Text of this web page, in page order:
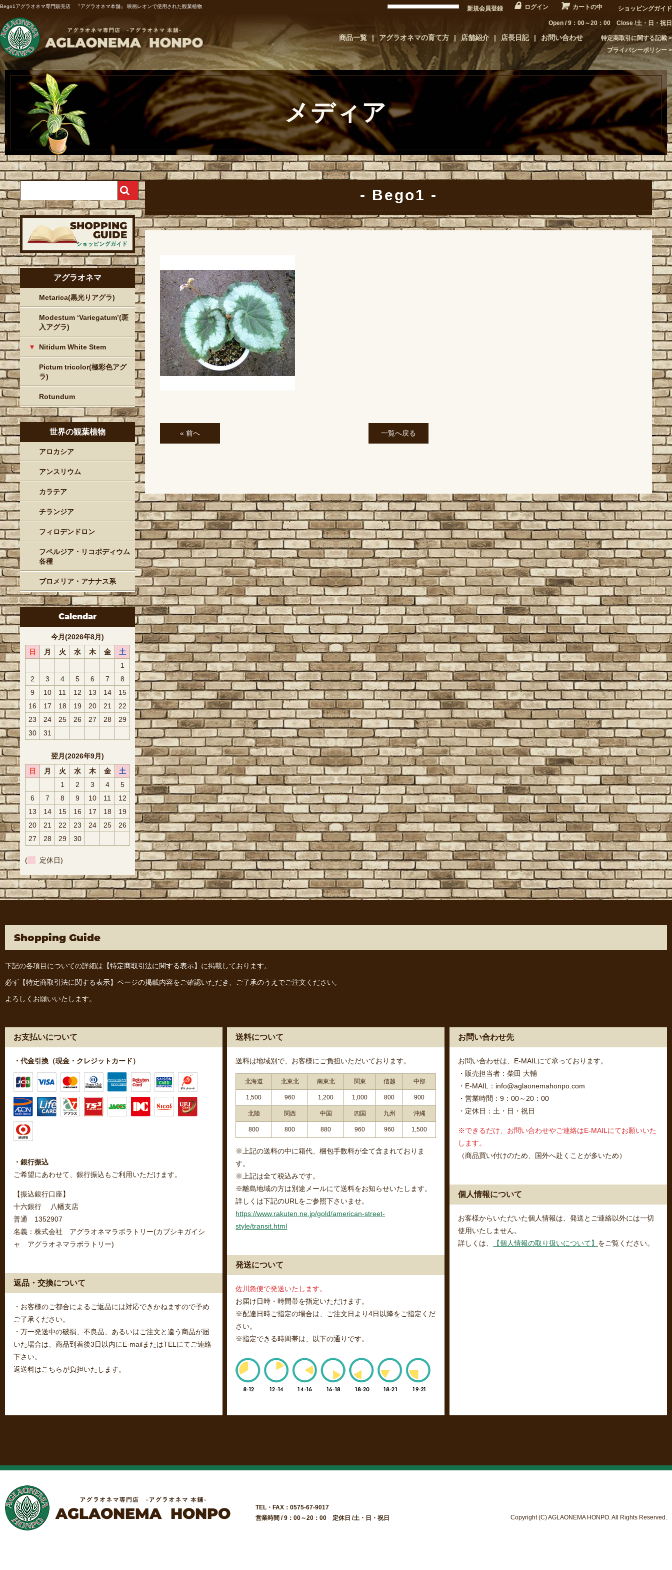
Bego1アグラオネマ専門販売店 『アグラオネマ本舗』 映画レオンで使用された観葉植物 新規会員登録 ログイン カートの中 ショッピングガイド
Open / 9：00～20：00 Close /土・日・祝日
商品一覧 アグラオネマの育て方 店舗紹介 店長日記 お問い合わせ
特定商取引に関する記載
プライバシーポリシー
メディア
Bego1
« 前へ 一覧へ戻る
アグラオネマ
Metarica(黒光りアグラ)
Modestum ‘Variegatum’(斑
入アグラ)
Nitidum White Stem
Pictum tricolor(極彩色アグ
ラ)
Rotundum
世界の観葉植物
アロカシア
アンスリウム
カラテア
チランジア
フィロデンドロン
フペルジア・リコポディウム
各種
ブロメリア・アナナス系
Calendar
今月(2026年8月)
日
月 火 水 木 金
土
1
2
3 4 5 6 7
8
9
10 11 12 13 14
15
16
17 18 19 20 21
22
23
24 25 26 27 28
29
30
31
翌月(2026年9月)
日
月 火 水 木 金
土
1
2 3 4
5
6
7 8 9 10 11
12
13
14 15 16 17 18
19
20
21 22 23 24 25
26
27
28 29 30
( 定休日)
Shopping Guide
下記の各項目についての詳細は 【特定商取引法に関する表示】 に掲載しております。
必ず 【特定商取引法に関する表示】 ページの掲載内容をご確認いただき、ご了承のうえでご注文ください。
よろしくお願いいたします。
お支払いについて
・代金引換（現金・クレジットカード）
・銀行振込
ご希望にあわせて、銀行振込もご利用いただけます。
【振込銀行口座】
十六銀行 八幡支店
普通 1352907
名義：株式会社 アグラオネマラボラトリー(カブシキガイシ
ャ アグラオネマラボラトリー)
返品・交換について
・お客様のご都合によるご返品には対応できかねますので予め
ご了承ください。
・万一発送中の破損、不良品、あるいはご注文と違う商品が届
いた場合は、商品到着後3日以内にE-mailまたはTELにてご連絡
下さい。
返送料はこちらが負担いたします。
送料について
送料は地域別で、お客様にご負担いただいております。
北海道 北東北 南東北 関東 信越 中部
1,500 960 1,200 1,000 800 900
北陸 関西 中国 四国 九州 沖縄
800 800 880 960 960 1,500
※上記の送料の中に箱代、梱包手数料が全て含まれておりま
す。
※上記は全て税込みです。
※離島地域の方は別途メールにて送料をお知らせいたします。
詳しくは下記のURLをご参照下さいませ。
https://www.rakuten.ne.jp/gold/american-street-
style/transit.html
発送について
佐川急便で発送いたします。
お届け日時・時間帯を指定いただけます。
※配達日時ご指定の場合は、ご注文日より4日以降をご指定くだ
さい。
※指定できる時間帯は、以下の通りです。
お問い合わせ先
お問い合わせは、E-MAILにて承っております。
・販売担当者：柴田 大輔
・E-MAIL：info@aglaonemahonpo.com
・営業時間：9：00～20：00
・定休日：土・日・祝日
※できるだけ、お問い合わせやご連絡はE-MAILにてお願いいた
します。
（商品買い付けのため、国外へ赴くことが多いため）
個人情報について
お客様からいただいた個人情報は、発送とご連絡以外には一切
使用いたしません。
詳しくは、
【個人情報の取り扱いについて】 をご覧ください。
TEL・FAX：0575-67-9017
営業時間 / 9：00～20：00 定休日 /土・日・祝日
Copyright (C) AGLAONEMA HONPO. All Rights Reserved.